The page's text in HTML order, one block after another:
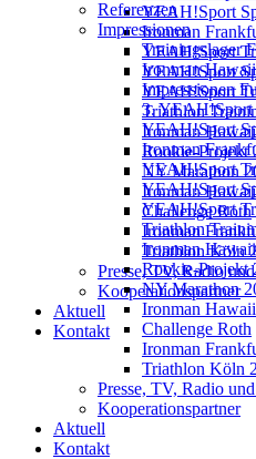
YEAH!Sport
Ironman
YEAH!Sport
YEAH!Sport
YEAH!Sport
Triathlon
Ironman
Rookie-Projekt
NY Marathon
Ironman
Challenge Roth
Ironman
Triathlon Köln
Presse, TV, Radio
Kooperationspartner
Aktuell
Kontakt
Referenzen
Impressionen
Trainingslager
Ironman
Impressionen
3. YEAH!Sport
YEAH!Sport
Ironman
YEAH!Sport
YEAH!Sport
YEAH!Sport
Triathlon
Ironman
Rookie-Projekt
NY Marathon
Ironman
Challenge Roth
Ironman
Triathlon Köln
Presse, TV, Radio
Kooperationspartner
Aktuell
Kontakt